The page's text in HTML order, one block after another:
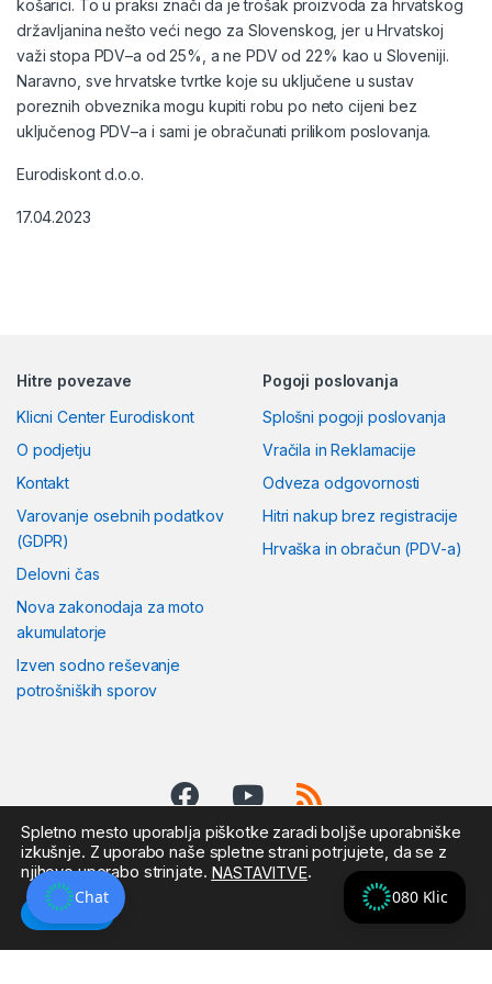
košarici. To u praksi znači da jetrošak proizvoda za hrvatskog
državljanina nešto veći nego za Slovenskog jeru Hrvatskoj
važi stopa PDV–a od 25%, a ne PDVod 22% kao u Sloveniji.
Naravno sve hrvatske tvrtke koje su uključene u sustav
poreznih obveznika mogu kupiti robu po neto cijeni bez
uključenog PDV–a i sami je obračunati prilikom poslovanja.
Eurodiskont d.o.o.
17.04.2023
Hitre povezave
Klicni Center Eurodiskont
O podjetju
Kontakt
Varovanje osebnih podatkov
(GDPR)
Delovni čas
Nova zakonodaja za moto
akumulatorje
Izven sodno reševanje
potrošniških sporov
Pogoji poslovanja
Splošni pogoji poslovanja
Vračila in Reklamacije
Odveza odgovornosti
Hitri nakup brez registracije
Hrvaška in obračun (PDV-a)
Pošljite nam sporočilo:
Spletno mesto uporablja piškotke zaradi boljše uporabniške
izkušnje. Z uporabo naše spletne strani potrjujete, da se z
njihovo uporabo strinjate. NASTAVITVE.
Sprejmi
080 Klic
Chat